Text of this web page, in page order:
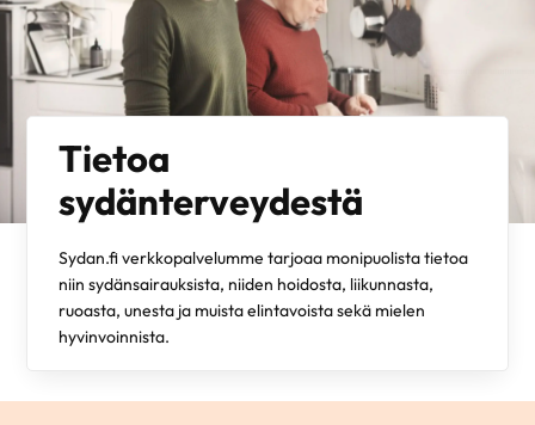
Tietoa
sydänterveydestä
Sydan.fi verkkopalvelumme tarjoaa monipuolista tietoa
niin sydänsairauksista, niiden hoidosta, liikunnasta,
ruoasta, unesta ja muista elintavoista sekä mielen
hyvinvoinnista.